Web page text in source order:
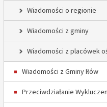
Wiadomości o regionie
Wiadomości z gminy
Wiadomości z placówek
Wiadomości z Gminy Iłów
Przeciwdziałanie